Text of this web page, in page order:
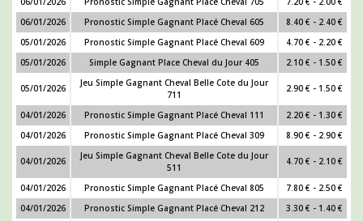
06/01/2026
Pronostic Simple Gagnant Placé Cheval 605
8.40 € - 2.40 €
05/01/2026
Pronostic Simple Gagnant Placé Cheval 609
4.70 € - 2.20 €
05/01/2026
Simple Gagnant Place Cheval du Jour 405 2.10 € - 1.50 €
05/01/2026
Jeu Simple Gagnant Cheval Belle Cote du Jour
711
2.90 € - 1.50 €
04/01/2026 Pronostic Simple Gagnant Placé Cheval 111
2.20 € - 1.30 €
04/01/2026
Pronostic Simple Gagnant Placé Cheval 309 8.90 € - 2.90 €
04/01/2026
Jeu Simple Gagnant Cheval Belle Cote du Jour
511
4.70 € - 2.10 €
04/01/2026 Pronostic Simple Gagnant Placé Cheval 805
7.80 € - 2.50 €
04/01/2026
Pronostic Simple Gagnant Placé Cheval 212
3.30 € - 1.40 €